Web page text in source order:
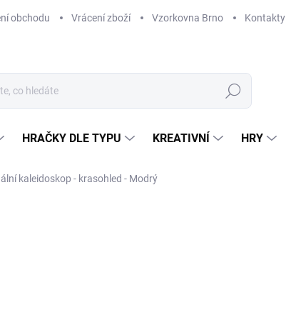
obchodu Vrácení zboží Vzorkovna Brno Kontakty
Hledat
HRAČKY DLE TYPU KREATIVNÍ HRY
kaleidoskop - krasohled - Modrý